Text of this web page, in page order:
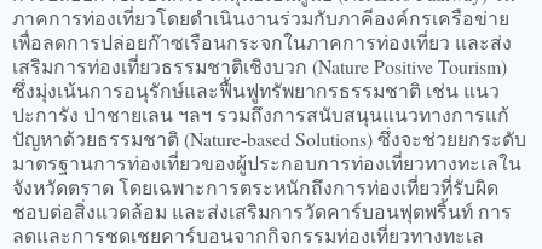
ภาคการท่องเที่ยวโดยดำเนินงานร่วมกับภาคีองค์กรเครือข่าย
เพื่อลดการปล่อยก๊าซเรือนกระจกในภาคการท่องเที่ยว และส่ง
เสริมการท่องเที่ยวธรรมชาติเชิงบวก (Nature Positive Tourism)
ซึ่งมุ่งเน้นการอนุรักษ์และฟื้นฟูทรัพยากรธรรมชาติ เช่น แนว
ปะการัง ป่าชายเลน ฯลฯ รวมถึงการสนับสนุนแนวทางการแก้
ปัญหาด้วยธรรมชาติ (Nature-based Solutions) ซึ่งจะช่วยยกระดับ
มาตรฐานการท่องเที่ยวของผู้ประกอบการท่องเที่ยวทางทะเลใน
จังหวัดตราด โดยเฉพาะการตระหนักถึงการท่องเที่ยวที่รับผิด
ชอบต่อสิ่งแวดล้อม และส่งเสริมการวัดคาร์บอนฟุตพริ้นท์ การ
ลดและการชดเชยคาร์บอนจากกิจกรรมท่องเที่ยวทางทะเล